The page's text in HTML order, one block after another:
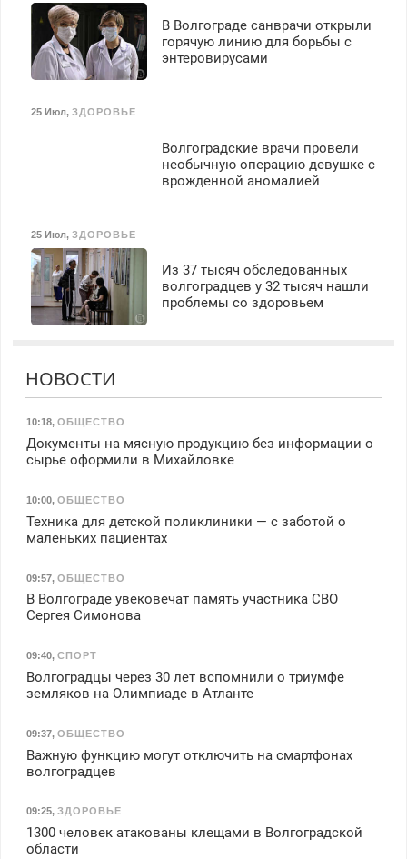
В Волгограде санврачи открыли
горячую линию для борьбы с
энтеровирусами
25 Июл, ЗДОРОВЬЕ
Волгоградские врачи провели
необычную операцию девушке с
врожденной аномалией
25 Июл, ЗДОРОВЬЕ
Из 37 тысяч обследованных
волгоградцев у 32 тысяч нашли
проблемы со здоровьем
НОВОСТИ
10:18, ОБЩЕСТВО
Документы на мясную продукцию без информации о
сырье оформили в Михайловке
10:00, ОБЩЕСТВО
Техника для детской поликлиники — с заботой о
маленьких пациентах
09:57, ОБЩЕСТВО
В Волгограде увековечат память участника СВО
Сергея Симонова
09:40, СПОРТ
Волгоградцы через 30 лет вспомнили о триумфе
земляков на Олимпиаде в Атланте
09:37, ОБЩЕСТВО
Важную функцию могут отключить на смартфонах
волгоградцев
09:25, ЗДОРОВЬЕ
1300 человек атакованы клещами в Волгоградской
области